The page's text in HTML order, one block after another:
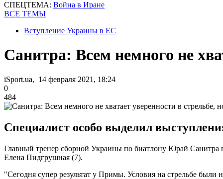
СПЕЦТЕМА: Война в Иране
ВСЕ ТЕМЫ
Вступление Украины в ЕС
Санитра: Всем немного не
iSport.ua, 14 февраля 2021, 18:24
0
484
Специалист особо выделил
Главный тренер сборной Украины по биатлону Юрай Санитра
Елена Пидгрушная (7).
"Сегодня супер результат у Примы. Условия на стрельбе